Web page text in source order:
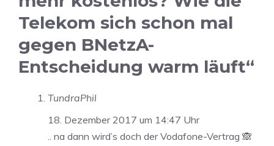
Telekom sich schon mal
gegen BNetzA-
Entscheidung warm läuft“
TundraPhil
18. Dezember 2017 um 14:47 Uhr
.. na dann wird’s doch der Vodafone-Vertrag 🙈